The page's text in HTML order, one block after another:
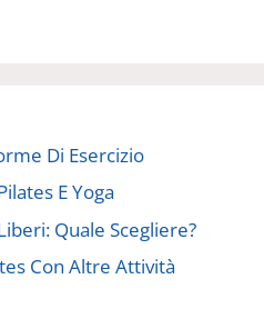
Di Esercizio
E Yoga
Quale Scegliere?
Con Altre Attività